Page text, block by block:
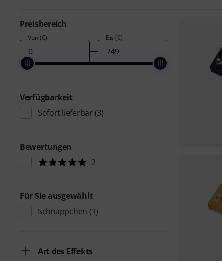
Preisbereich
Von (€) Bis (€)
Verfügbarkeit
Sofort lieferbar (3)
Bewertungen
2
Für Sie ausgewählt
Schnäppchen (1)
Art des Effekts